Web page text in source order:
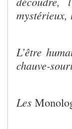
L’être
chauve-
Les